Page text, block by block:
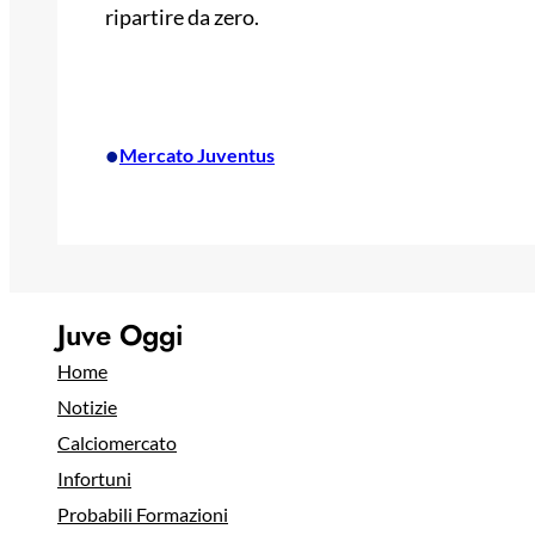
ripartire da zero.
•Mercato Juventus
Juve Oggi
Home
Notizie
Calciomercato
Infortuni
Probabili Formazioni